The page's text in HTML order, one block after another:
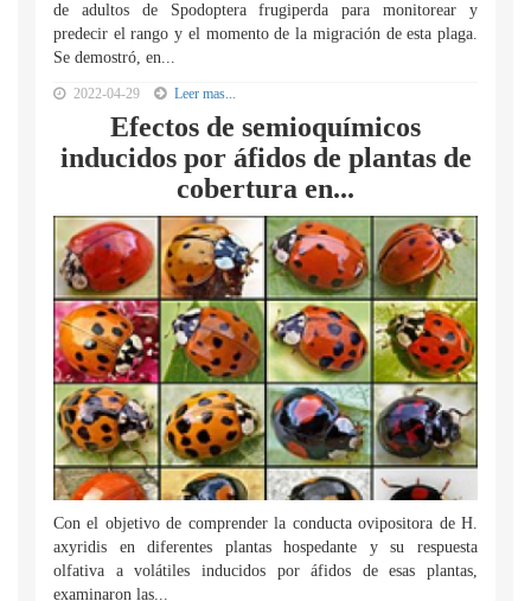
de adultos de Spodoptera frugiperda para monitorear y
predecir el rango y el momento de la migración de esta plaga.
Se demostró, en...
2022-04-29 Leer mas...
Efectos de semioquímicos
inducidos por áfidos de plantas de
cobertura en...
Con el objetivo de comprender la conducta ovipositora de H.
axyridis en diferentes plantas hospedante y su respuesta
olfativa a volátiles inducidos por áfidos de esas plantas,
examinaron las...